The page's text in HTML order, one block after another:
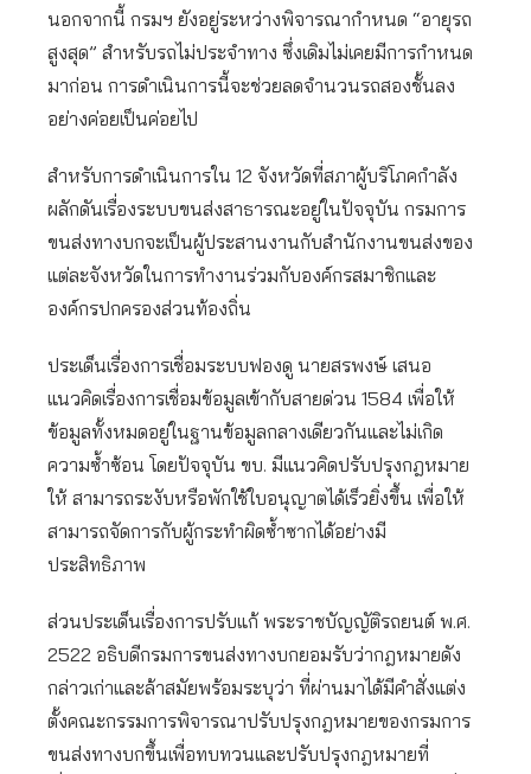
นอกจากนี้ กรมฯ ยังอยู่ระหว่างพิจารณากำหนด “อายุรถ
สูงสุด” สำหรับรถไม่ประจำทาง ซึ่งเดิมไม่เคยมีการกำหนด
มาก่อน การดำเนินการนี้จะช่วยลดจำนวนรถสองชั้นลง
อย่างค่อยเป็นค่อยไป
สำหรับการดำเนินการใน 12 จังหวัดที่สภาผู้บริโภคกำลัง
ผลักดันเรื่องระบบขนส่งสาธารณะอยู่ในปัจจุบัน กรมการ
ขนส่งทางบกจะเป็นผู้ประสานงานกับสำนักงานขนส่งของ
แต่ละจังหวัดในการทำงานร่วมกับองค์กรสมาชิกและ
องค์กรปกครองส่วนท้องถิ่น
ประเด็นเรื่องการเชื่อมระบบฟองดู นายสรพงษ์ เสนอ
แนวคิดเรื่องการเชื่อมข้อมูลเข้ากับสายด่วน 1584 เพื่อให้
ข้อมูลทั้งหมดอยู่ในฐานข้อมูลกลางเดียวกันและไม่เกิด
ความซ้ำซ้อน โดยปัจจุบัน ขบ. มีแนวคิดปรับปรุงกฎหมาย
ให้ สามารถระงับหรือพักใช้ใบอนุญาตได้เร็วยิ่งขึ้น เพื่อให้
สามารถจัดการกับผู้กระทำผิดซ้ำซากได้อย่างมี
ประสิทธิภาพ
ส่วนประเด็นเรื่องการปรับแก้ พระราชบัญญัติรถยนต์ พ.ศ.
2522 อธิบดีกรมการขนส่งทางบกยอมรับว่ากฎหมายดัง
กล่าวเก่าและล้าสมัยพร้อมระบุว่า ที่ผ่านมาได้มีคำสั่งแต่ง
ตั้งคณะกรรมการพิจารณาปรับปรุงกฎหมายของกรมการ
ขนส่งทางบกขึ้นเพื่อทบทวนและปรับปรุงกฎหมายที่